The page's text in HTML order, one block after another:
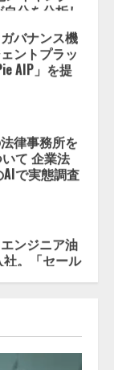
AIP」を提
律事務所を
て 企業法
で実態調査
ンジニア油
。「セール
「営業領域
発とAI研究
JSC.」と業